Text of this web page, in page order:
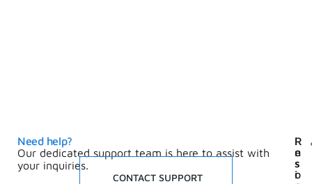
I
n
s
i
R
e
s
o
Need help?
Our dedicated support team is here to assist with
your inquiries.
CONTACT SUPPORT